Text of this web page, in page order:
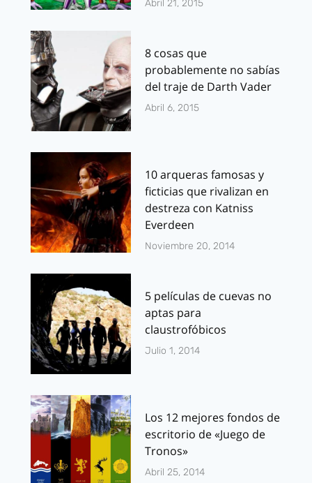
Abril 21, 2015
8 cosas que
probablemente no sabías
del traje de Darth Vader
Abril 6, 2015
10 arqueras famosas y
ficticias que rivalizan en
destreza con Katniss
Everdeen
Noviembre 20, 2014
5 películas de cuevas no
aptas para
claustrofóbicos
Julio 1, 2014
Los 12 mejores fondos de
escritorio de «Juego de
Tronos»
Abril 25, 2014